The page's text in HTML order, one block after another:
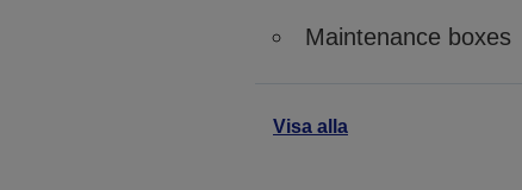
Maintenance boxes
Visa alla